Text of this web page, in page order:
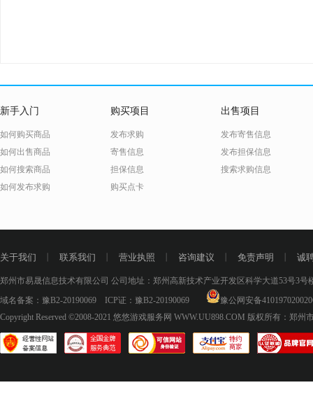
新手入门
如何购买商品
如何出售商品
如何搜索商品
如何发布求购
购买项目
发布求购
寄售信息
担保信息
购买点卡
出售项目
发布寄售信息
发布担保信息
搜索求购信息
关于我们 联系我们 营业执照 咨询建议 免责声明 诚
郑州市易晟信息技术有限公司 公司地址：郑州高新技术产业开发区科学大道53号3号
域名备案： 豫B2-20190069 ICP证： 豫B2-20190069
豫公网安备
Copyright Reserved ©2008-2021 悠悠游戏服务网 WWW.UU898.COM 版权所有：郑州